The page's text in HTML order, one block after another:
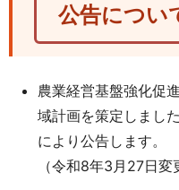
公告につい
農業経営基盤強化促
域計画を策定しまし
により公告します。
（令和8年3月27日変